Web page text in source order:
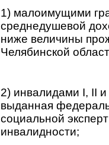
1) малоимущими
среднедушевой
ниже величины
Челябинской
2) инвалидами I, II
выданная
социальной
инвалидности;